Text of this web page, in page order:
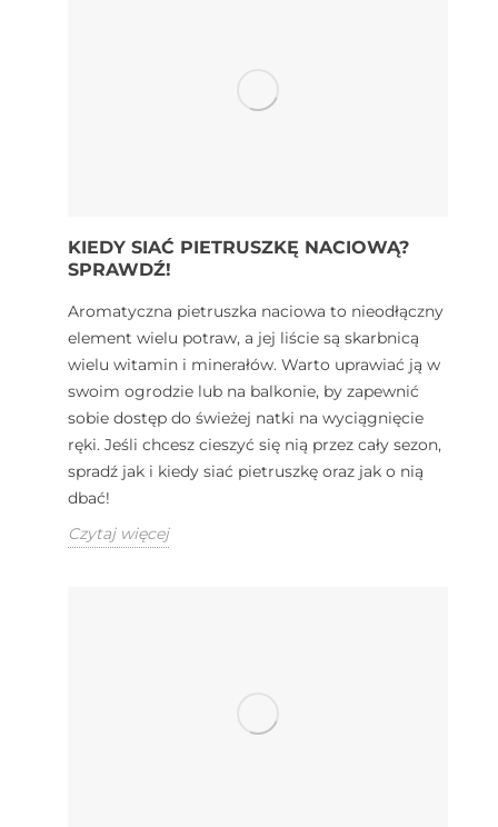
KIEDY SIAĆ PIETRUSZKĘ NACIOWĄ?
SPRAWDŹ!
Aromatyczna pietruszka naciowa to nieodłączny
element wielu potraw, a jej liście są skarbnicą
wielu witamin i minerałów. Warto uprawiać ją w
swoim ogrodzie lub na balkonie, by zapewnić
sobie dostęp do świeżej natki na wyciągnięcie
ręki. Jeśli chcesz cieszyć się nią przez cały sezon,
spradź jak i kiedy siać pietruszkę oraz jak o nią
dbać!
Czytaj więcej